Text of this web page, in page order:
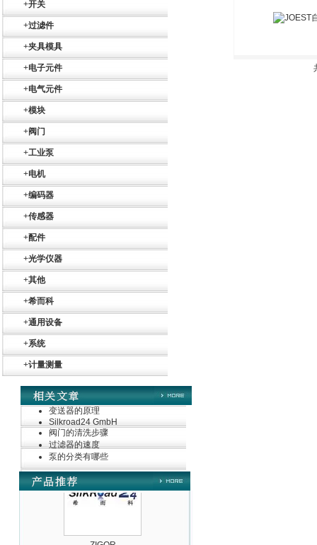
+开关
+过滤件
+夹具模具
+电子元件
+电气元件
+模块
+阀门
+工业泵
+电机
+编码器
+传感器
+配件
+光学仪器
+其他
+希而科
+通用设备
+系统
+计量测量
变送器的原理
Silkroad24 GmbH
阀门的清洗步骤
过滤器的速度
泵的分类有哪些
Belimo SF24A-
MFT
德国HBM
ZIGOR